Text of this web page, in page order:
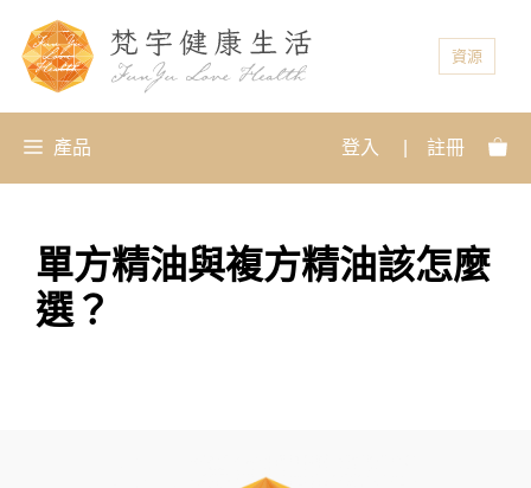
資源
產品 登入 註冊
單方精油與複方精油該怎麼
選？